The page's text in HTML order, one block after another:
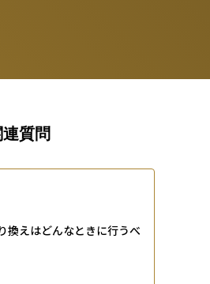
連質問
換えはどんなときに行うべ